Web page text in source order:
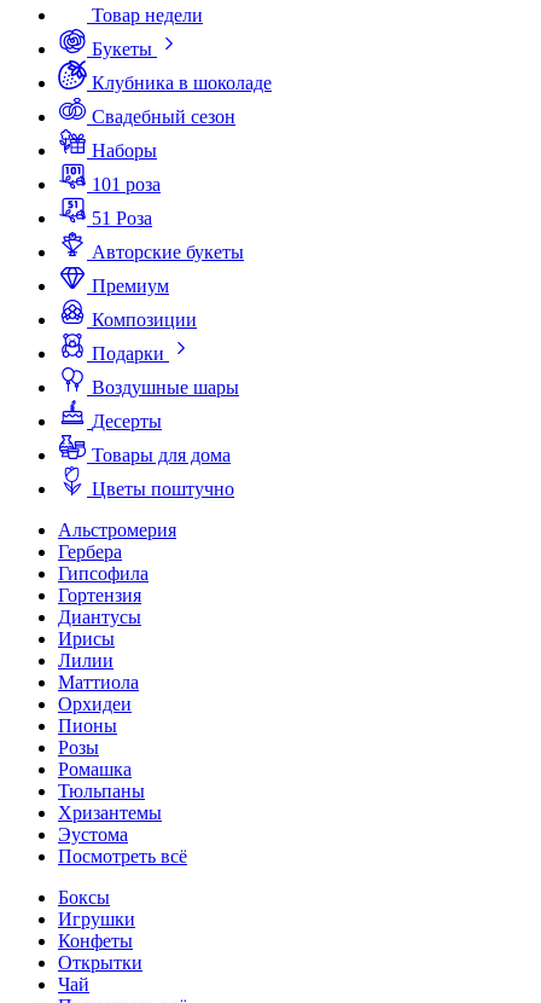
Товар недели
Букеты
Клубника в шоколаде
Свадебный сезон
Наборы
101 роза
51 Роза
Авторские букеты
Премиум
Композиции
Подарки
Воздушные шары
Десерты
Товары для дома
Цветы поштучно
Альстромерия
Гербера
Гипсофила
Гортензия
Диантусы
Ирисы
Лилии
Маттиола
Орхидеи
Пионы
Розы
Ромашка
Тюльпаны
Хризантемы
Эустома
Посмотреть всё
Боксы
Игрушки
Конфеты
Открытки
Чай